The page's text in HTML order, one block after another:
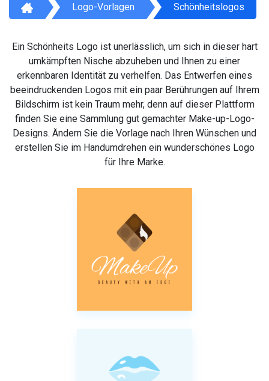
Logo-Vorlagen Schönheitslogos
Ein Schönheits Logo ist unerlässlich, um sich in dieser hart
umkämpften Nische abzuheben und Ihnen zu einer
erkennbaren Identität zu verhelfen. Das Entwerfen eines
beeindruckenden Logos mit ein paar Berührungen auf Ihrem
Bildschirm ist kein Traum mehr, denn auf dieser Plattform
finden Sie eine Sammlung gut gemachter Make-up-Logo-
Designs. Ändern Sie die Vorlage nach Ihren Wünschen und
erstellen Sie im Handumdrehen ein wunderschönes Logo
für Ihre Marke.